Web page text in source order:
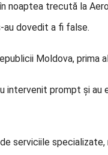
noaptea trecută la
au dovedit a fi false.
Moldova, prima
intervenit prompt și
serviciile